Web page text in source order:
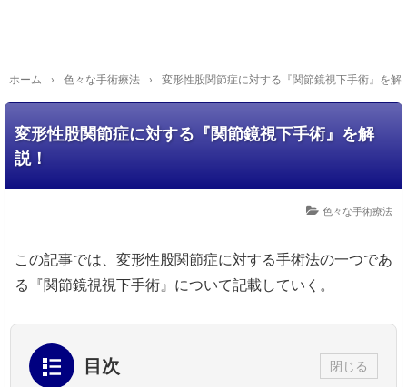
ホーム › 色々な手術療法 › 変形性股関節症に対する『関節鏡視下手術』を解
変形性股関節症に対する『関節鏡視下手術』を解
説！
色々な手術療法
この記事では、変形性股関節症に対する手術法の一つであ
る『関節鏡視視下手術』について記載していく。
目次 閉じる